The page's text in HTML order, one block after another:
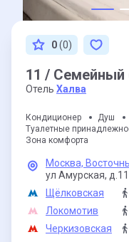
0(0)
11 /
Отель Халва
Кондиционер Душ
Туалетные
Зона комфорта
Москва,
ул Амурская, д.11
Щёлковская
Локомотив
Черкизовская